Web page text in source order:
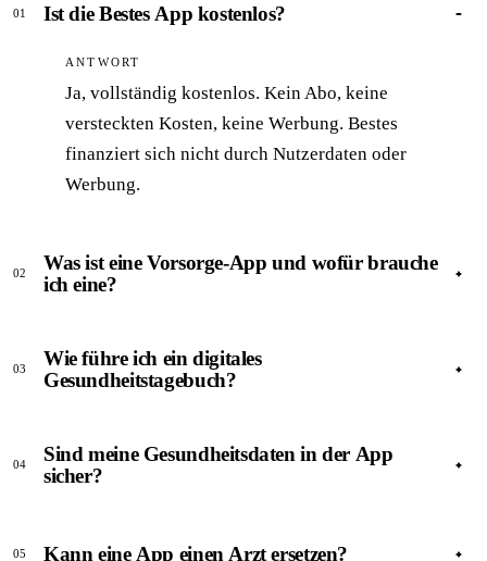
01 Ist die Bestes App kostenlos?
ANTWORT
Ja, vollständig kostenlos. Kein Abo, keine
versteckten Kosten, keine Werbung. Bestes
finanziert sich nicht durch Nutzerdaten oder
Werbung.
02
Was ist eine Vorsorge-App und wofür brauche
ich eine?
Eine Vorsorge-App zeigt dir, welche
Vorsorgeuntersuchungen für dein Alter und
Termine und hält fest, was du wann gemacht hast. So
verpasst du keinen Check-up 35, keine
Kinder mehr — ohne gelbes Heft, Excel oder
03
Wie führe ich ein digitales
Gesundheitstagebuch?
Du trägst regelmäßig Werte ein (Blutdruck, Gewicht,
Symptome), fotografierst Befunde und Rezepte und
Konstanz und ein einziger Ort für alles — sonst
04
Sind meine Gesundheitsdaten in der App
sicher?
Ja. Daten werden verschlüsselt und DSGVO-
05 Kann eine App einen Arzt ersetzen?